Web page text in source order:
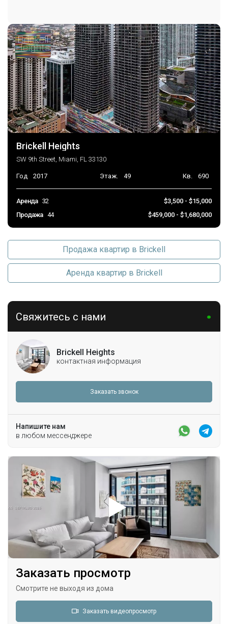
Brickell Heights
SW 9th Street, Miami, FL 33130
Год 2017 Этаж. 49 Кв. 690
Аренда 32
$3,500 - $15,000
Продажа 44 $459,000 - $1,680,000
Продажа квартир в Brickell
Аренда квартир в Brickell
Свяжитесь с нами
Brickell Heights
контактная информация
Заказать звонок
Напишите нам
в любом мессенджере
Заказать просмотр
Смотрите не выходя из дома
Заказать видеопросмотр